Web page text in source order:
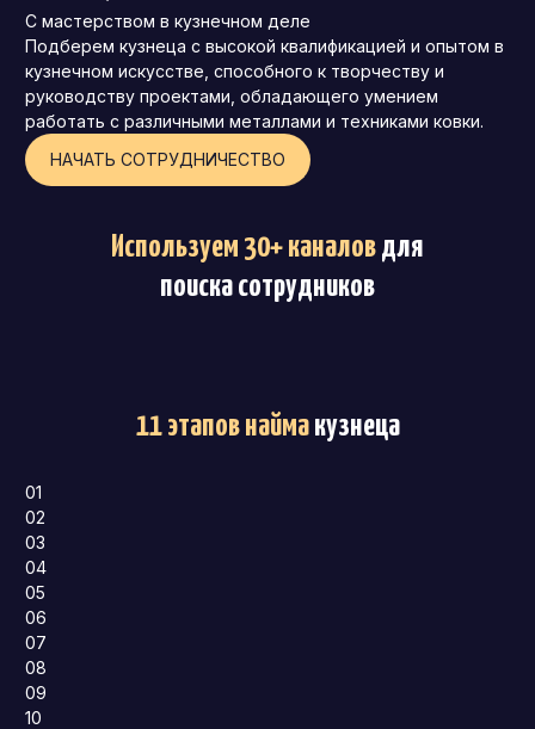
С мастерством в кузнечном деле
Подберем кузнеца с высокой квалификацией и опытом в
кузнечном искусстве, способного к творчеству и
руководству проектами, обладающего умением
работать с различными металлами и техниками ковки.
НАЧАТЬ СОТРУДНИЧЕСТВО
Используем 30+ каналовдля
поиска сотрудников
11 этапов наймакузнеца
01
02
03
04
05
06
07
08
09
10